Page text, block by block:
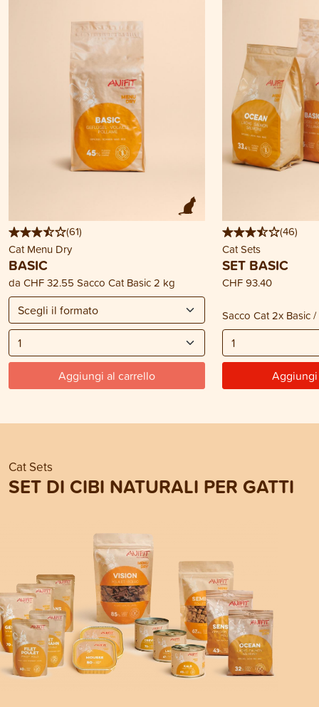
(61)
Cat Menu Dry
BASIC
da CHF 32.55 Sacco Cat Basic 2 kg
Aggiungi al carrello
(46)
Cat Sets
SET BASIC
CHF 93.40
Sacco Cat 2x Basic /
Cat Sets
SET DI CIBI NATURALI PER GATTI